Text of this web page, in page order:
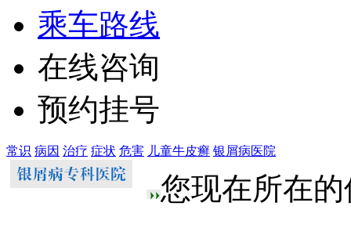
乘车路线
在线咨询
预约挂号
常识 病因 治疗 症状 危害 儿童牛皮癣 银屑病医院
您现在所在